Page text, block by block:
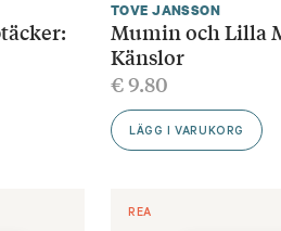
TOVE JANSSON
Mumin och Lilla
Känslor
€9.80
LÄGG I VARUKORG
REA